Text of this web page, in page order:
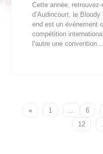
Cette année,
d’Audincourt, le
end est un événement
compétition
l’autre une convention...
« 1 ... 6
12